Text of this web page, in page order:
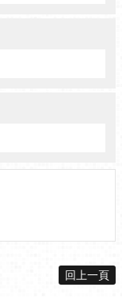
回上一頁